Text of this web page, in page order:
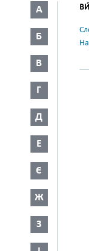
А
Б
В
Г
Д
Е
Є
Ж
З